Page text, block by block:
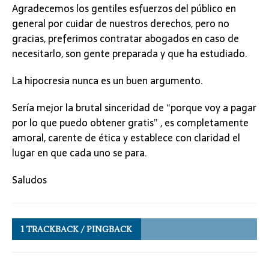
Agradecemos los gentiles esfuerzos del público en
general por cuidar de nuestros derechos, pero no
gracias, preferimos contratar abogados en caso de
necesitarlo, son gente preparada y que ha estudiado.
La hipocresia nunca es un buen argumento.
Sería mejor la brutal sinceridad de “porque voy a pagar
por lo que puedo obtener gratis” , es completamente
amoral, carente de ética y establece con claridad el
lugar en que cada uno se para.
Saludos
1 TRACKBACK / PINGBACK